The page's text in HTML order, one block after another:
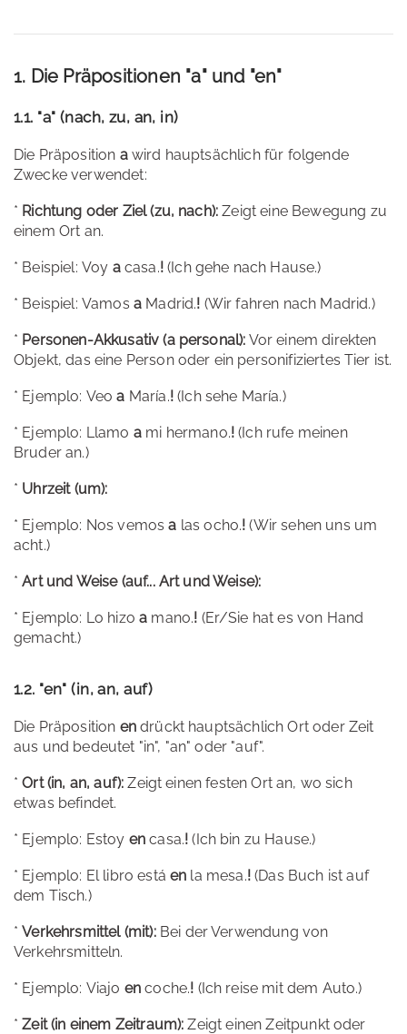
1. Die Präpositionen "a" und "en"
1.1. "a" (nach, zu, an, in)
Die Präposition awird hauptsächlich für folgende
Zwecke verwendet:
* Richtung oder Ziel (zu, nach): Zeigt eine Bewegung zu
einem Ort an.
* Beispiel: Voy acasa.!(Ich gehe nach Hause.)
* Beispiel: Vamos a Madrid.! (Wir fahren nach Madrid.)
* Personen-Akkusativ (a personal): Vor einem direkten
Objekt, das eine Person oder ein personifiziertes Tier ist.
* Ejemplo: Veoa María.!(Ich sehe María.)
* Ejemplo: Llamo ami hermano.! (Ich rufe meinen
Bruder an.)
* Uhrzeit (um):
* Ejemplo: Nos vemosa las ocho.! (Wir sehen uns um
acht.)
*Art und Weise (auf... Art und Weise):
* Ejemplo: Lo hizoa mano.! (Er/Sie hat es von Hand
gemacht.)
1.2. "en" (in, an, auf)
Die Präposition endrückt hauptsächlich Ort oder Zeit
aus und bedeutet "in", "an" oder "auf".
*Ort (in, an, auf): Zeigt einen festen Ort an, wo sich
etwas befindet.
* Ejemplo: Estoy en casa.! (Ich bin zu Hause.)
* Ejemplo: El libro está en la mesa.!(Das Buch ist auf
dem Tisch.)
*Verkehrsmittel (mit):Bei der Verwendung von
Verkehrsmitteln.
* Ejemplo: Viajo en coche.! (Ich reise mit dem Auto.)
*Zeit (in einem Zeitraum): Zeigt einen Zeitpunkt oder